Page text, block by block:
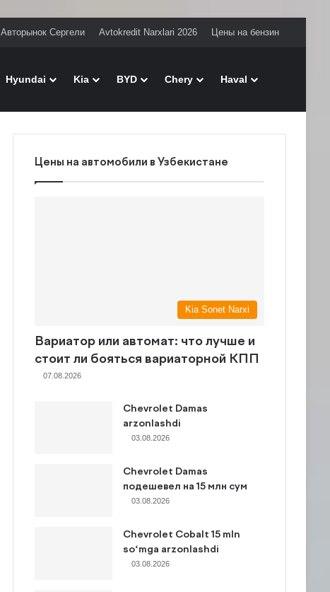
Авторынок Сергели Avtokredit Narxlari 2026 Цены на бензин
Hyundai Kia BYD Chery Haval
Цены на автомобили в Узбекистане
Kia Sonet Narxi
Вариатор или автомат: что лучше и
стоит ли бояться вариаторной КПП
07.08.2026
Chevrolet Damas
arzonlashdi
03.08.2026
Chevrolet Damas
подешевел на 15 млн сум
03.08.2026
Chevrolet Cobalt 15 mln
so‘mga arzonlashdi
03.08.2026